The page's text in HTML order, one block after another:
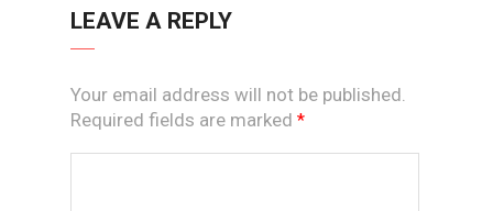
LEAVE A REPLY
Your email address will not be published.
Required fields are marked *